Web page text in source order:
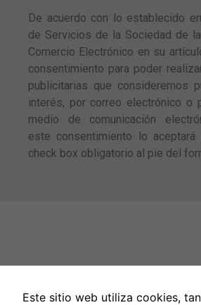
De acuerdo con lo establecido
de Servicios de la Sociedad de
Comercio Electrónico en su
consentimiento para poder
publicitarias que consideremos
interés, por correo electrónico o
medio de comunicación
este consentimiento lo aceptará
check box obligatorio al pie del
Este sitio web utiliza cookies,